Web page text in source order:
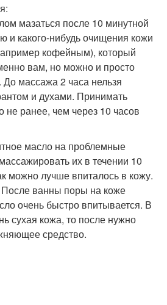
мазаться после 10 минутной
и какого-нибудь очищения кожи
кофейным), который
вам, но можно и просто
массажа 2 часа нельзя
и духами. Принимать
ранее, чем через 10 часов
масло на проблемные
их в течении 10
можно лучше впиталось в кожу.
ванны поры на коже
очень быстро впитывается. В
сухая кожа, то после нужно
средство.